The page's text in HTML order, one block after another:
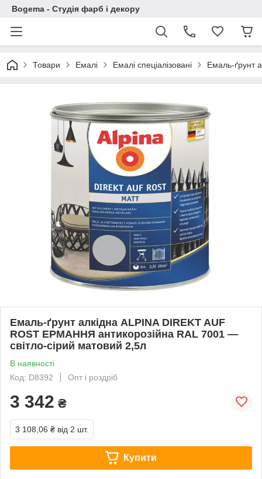
Bogema - Студія фарб і декору
Товари Емалі Емалі спеціалізовані Емаль-ґрунт
Емаль-ґрунт алкідна ALPINA DIREKT AUF
ROST ЕРМАННЯ антикорозійна RAL 7001 —
світло-сірий матовий 2,5л
В наявності
Код: D8392
Опт і роздріб
3 342 ₴
3 108,06 ₴ від 2 шт.
Купити